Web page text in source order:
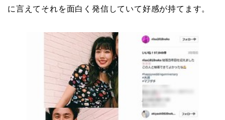
に言えてそれを面白く発信していて好感が持てます。